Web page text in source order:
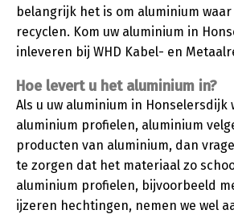
belangrijk het is om aluminium
recyclen. Kom uw aluminium in
inleveren bij WHD Kabel- en
Hoe levert u het aluminium in?
Als u uw aluminium in Honselersdijk
aluminium profielen, aluminium
producten van aluminium, dan
te zorgen dat het materiaal zo
aluminium profielen, bijvoorbeeld
ijzeren hechtingen, nemen we wel